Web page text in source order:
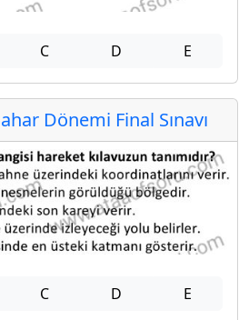
C D E
Dönemi Final Sınavı
C D E